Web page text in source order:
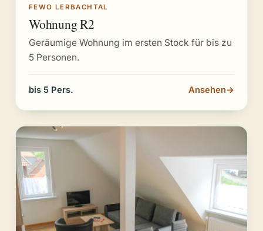
FEWO LERBACHTAL
Wohnung R2
Geräumige Wohnung im ersten Stock für bis zu
5 Personen.
bis 5 Pers. Ansehen→